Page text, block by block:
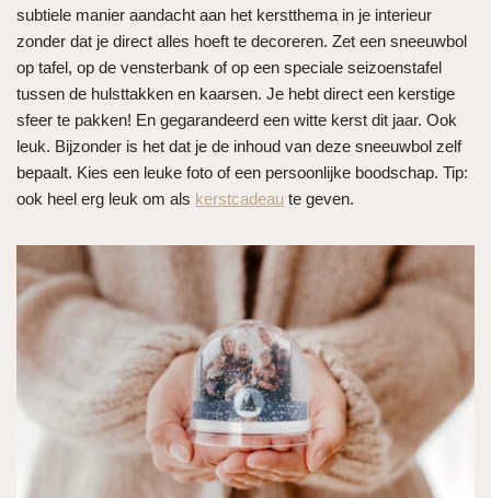
subtiele manier aandacht aan het kerstthema in je interieur
zonder dat je direct alles hoeft te decoreren. Zet een sneeuwbol
op tafel, op de vensterbank of op een speciale seizoenstafel
tussen de hulsttakken en kaarsen. Je hebt direct een kerstige
sfeer te pakken! En gegarandeerd een witte kerst dit jaar. Ook
leuk. Bijzonder is het dat je de inhoud van deze sneeuwbol zelf
bepaalt. Kies een leuke foto of een persoonlijke boodschap. Tip:
ook heel erg leuk om als kerstcadeau te geven.